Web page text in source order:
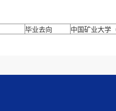
毕业去向 中国矿业大学